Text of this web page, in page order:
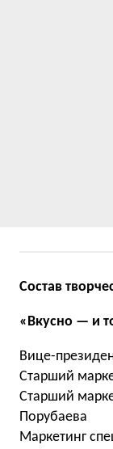
Состав
«Вкусно — и
Вице-
Старший
Старший
Порубаева
Маркетинг